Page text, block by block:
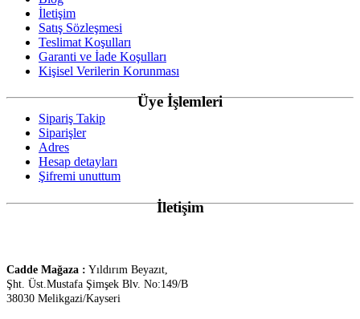
İletişim
Satış Sözleşmesi
Teslimat Koşulları
Garanti ve İade Koşulları
Kişisel Verilerin Korunması
Üye İşlemleri
Sipariş Takip
Siparişler
Adres
Hesap detayları
Şifremi unuttum
İletişim
Cadde Mağaza : Yıldırım Beyazıt,
Şht. Üst.Mustafa Şimşek Blv. No:149/B
38030 Melikgazi/Kayseri